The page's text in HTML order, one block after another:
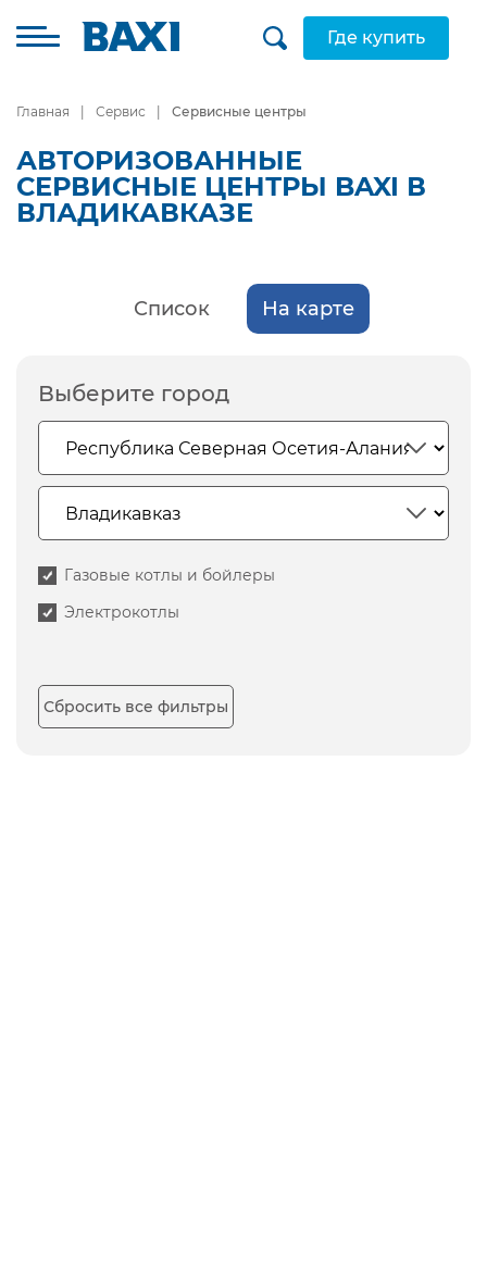
Где купить
Главная Сервис Сервисные центры
АВТОРИЗОВАННЫЕ
СЕРВИСНЫЕ ЦЕНТРЫ BAXI В
ВЛАДИКАВКАЗЕ
Список На карте
Выберите город
Газовые котлы и бойлеры
Электрокотлы
Сбросить все фильтры